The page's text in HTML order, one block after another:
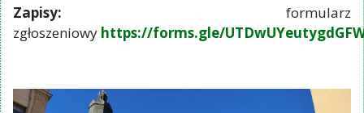
Zapisy: formularz
zgłoszeniowy https://forms.gle/